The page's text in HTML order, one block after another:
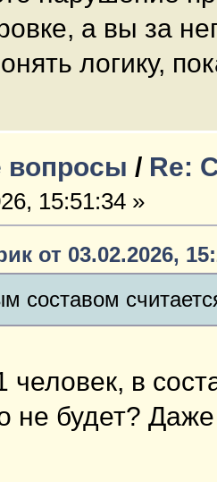
а вы за
логику,
/ Re:
15:51:34 »
от 03.02.2026,
составом
человек, в
не будет?